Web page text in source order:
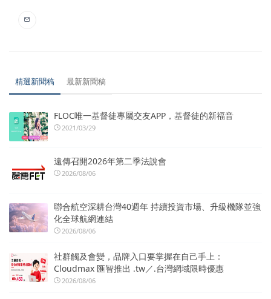
精選新聞稿 最新新聞稿
FLOC唯一基督徒專屬交友APP，基督徒的新福音
2021/03/29
遠傳召開2026年第二季法說會
2026/08/06
聯合航空深耕台灣40週年 持續投資市場、升級機隊並強
化全球航網連結
2026/08/06
社群觸及會變，品牌入口要掌握在自己手上：
Cloudmax 匯智推出 .tw／.台灣網域限時優惠
2026/08/06